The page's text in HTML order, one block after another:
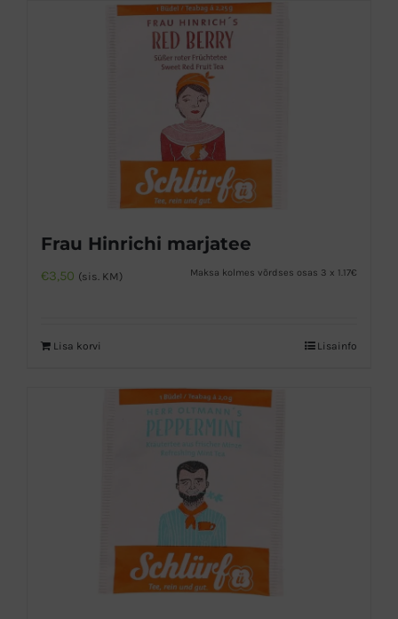
Frau Hinrichi marjatee
€3,50 (sis. KM) Maksa kolmes võrdses osas 3 x 1.17€
Lisa korvi Lisainfo